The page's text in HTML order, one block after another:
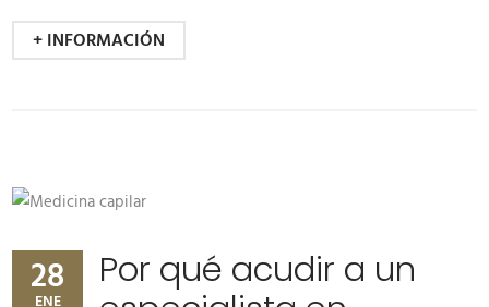
+ INFORMACIÓN
28
ENE
Por qué acudir a un